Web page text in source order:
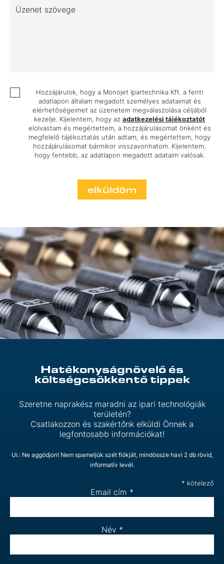
Üzenet szövege
Hozzájárulok, hogy a Monojet Ipartechnika Kft. a fenti
adatlapon általam megadott személyes adataimat és
elérhetőségeimet az üzenetem megválaszolása céljából
kezelje. Kijelentem, hogy az adatkezelési tájékoztatót
elolvastam és megértettem, a hozzájárulásomat önként és
megfelelő tájékoztatás után adtam, és megértettem, hogy
hozzájárulásomat bármikor visszavonhatom. Kijelentem,
hogy fentebb, az adatlapon megadott adataim valósak.
elküldöm
Hatékonyságnövelő és
költségcsökkentő tippek
Szeretne naprakész maradni az ipari technológiák
területén?
Csatlakozzon és szakértőnk elküldi Önnek a
legfontosabb információkat!
Ui.: Ne aggódjon! Nem spameljük szét fiókját, mindössze havi 2 db rövid,
informatív levél.
* kötelező
Email cím *
Név *